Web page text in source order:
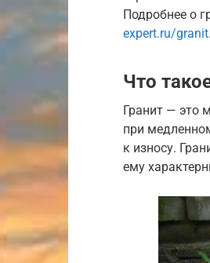
Подробнее о
expert.ru/granit.
Что
Гранит — это
при
к износу.
ему